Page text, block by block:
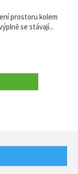
prostoru kolem
se stávají...